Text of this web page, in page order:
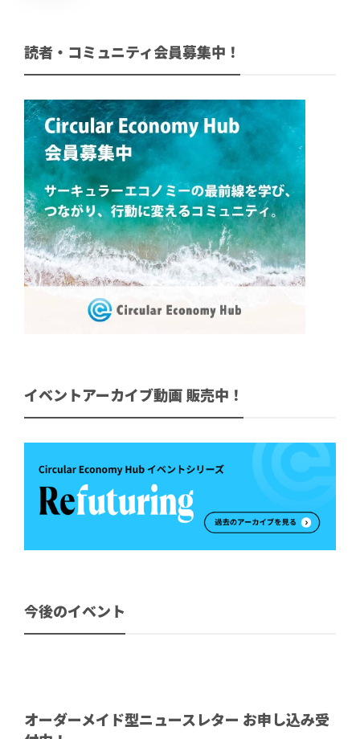
読者・コミュニティ会員募集中！
イベントアーカイブ動画 販売中！
今後のイベント
オーダーメイド型ニュースレター お申し込み受